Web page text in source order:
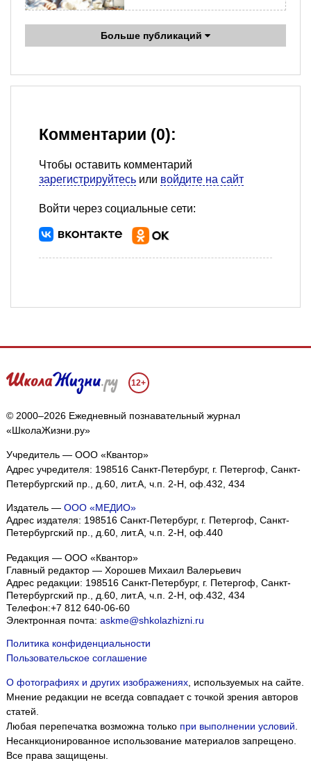
Больше публикаций
Комментарии (0):
Чтобы оставить комментарий
зарегистрируйтесь или войдите на сайт
Войти через социальные сети:
12+
© 2000–2026 Ежедневный познавательный журнал
«ШколаЖизни.ру»
Учредитель — ООО «Квантор»
Адрес учредителя: 198516 Санкт-Петербург, г. Петергоф, Санкт-
Петербургский пр., д.60, лит.А, ч.п. 2-Н, оф.432, 434
Издатель — ООО «МЕДИО»
Адрес издателя: 198516 Санкт-Петербург, г. Петергоф, Санкт-
Петербургский пр., д.60, лит.А, ч.п. 2-Н, оф.440
Редакция — ООО «Квантор»
Главный редактор — Хорошев Михаил Валерьевич
Адрес редакции: 198516 Санкт-Петербург, г. Петергоф Санкт-
Петербургский пр., д.60, лит.А, ч.п. 2-Н, оф.432, 434
Телефон:+7 812 640-06-60
Электронная почта: askme@shkolazhizni.ru
Политика конфиденциальности
Пользовательское соглашение
О фотографиях и других изображениях, используемых на сайте.
Мнение редакции не всегда совпадает с точкой зрения авторов
статей.
Любая перепечатка возможна только при выполнении условий
Несанкционированное использование материалов запрещено.
Все права защищены.